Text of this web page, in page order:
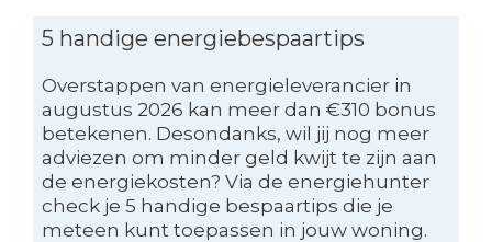
5 handige energiebespaartips
Overstappen van energieleverancier in
augustus 2026 kan meer dan €310 bonus
betekenen. Desondanks, wil jij nog meer
adviezen om minder geld kwijt te zijn aan
de energiekosten? Via de energiehunter
check je 5 handige bespaartips die je
meteen kunt toepassen in jouw woning.